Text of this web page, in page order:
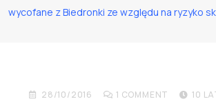
wycofane z Biedronki ze względu na ryzyko
Biedronki ze
28/10/2016 1 COMMENT 10